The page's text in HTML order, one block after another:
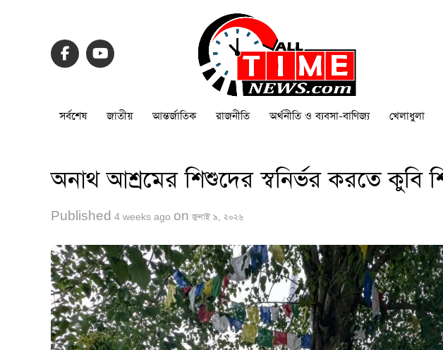
সর্বশেষ জাতীয় আন্তর্জাতিক রাজনীতি অর্থনীতি ও ব্যবসা-বাণিজ্য খেলাধুলা
অনাথ আশ্রমের শিশুদের স্বনির্ভর করতে কুবি
Published 4 weeks ago on জুলাই ৯, ২০২৬